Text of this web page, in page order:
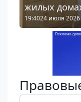
жилых
19:4024 июля 2026